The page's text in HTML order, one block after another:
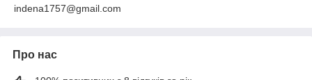
indena1757@gmail.com
Про нас